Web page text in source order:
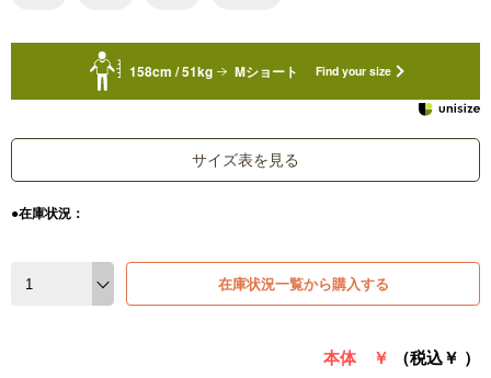
158cm / 51kg Mショート Find your size
サイズ表を見る
●在庫状況：
在庫状況一覧から購入する
本体 ￥ （税込￥ ）